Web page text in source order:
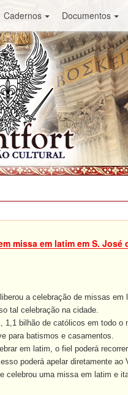
Cadernos Documentos
missa em latim em S. José
a celebração de missas em
tal celebração na cidade.
, 1,1 bilhão de católicos em todo o
para batismos e casamentos.
em latim, o fiel poderá
poderá apelar diretamente ao
uma missa em latim e